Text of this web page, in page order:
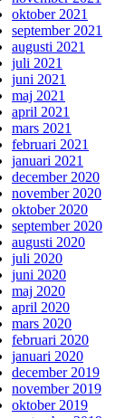
oktober 2021
september 2021
augusti 2021
juli 2021
juni 2021
maj 2021
april 2021
mars 2021
februari 2021
januari 2021
december 2020
november 2020
oktober 2020
september 2020
augusti 2020
juli 2020
juni 2020
maj 2020
april 2020
mars 2020
februari 2020
januari 2020
december 2019
november 2019
oktober 2019